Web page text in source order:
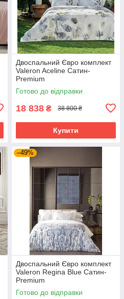
Двоспальний Євро комплект
Valeron Aceline Сатин-
Premium
Готово до відправки
18 838 ₴ 38 800 ₴
Купити
–49%
Двоспальний Євро комплект
Valeron Regina Blue Сатин-
Premium
Готово до відправки